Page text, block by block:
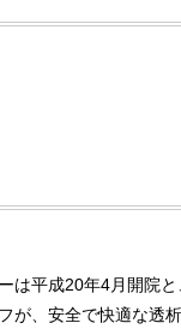
は平成20年4月開院
が、安全で快適な透